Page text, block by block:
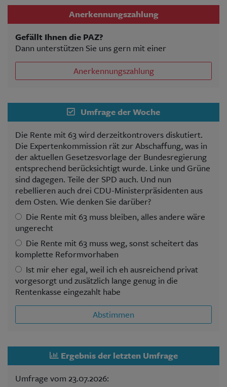
Anerkennungszahlung
Gefällt Ihnen die PAZ?
Dann unterstützen Sie uns gern mit einer
Anerkennungszahlung
Umfrage der Woche
Die Rente mit 63 wird derzeitkontrovers diskutiert.
Die Expertenkommission rät zur Abschaffung, was in
der aktuellen Gesetzesvorlage der Bundesregierung
entsprechend berücksichtigt wurde. Linke und Grüne
sind dagegen. Teile der SPD auch. Und nun
rebellieren auch drei CDU-Ministerpräsidenten aus
dem Osten. Wie denken Sie darüber?
Die Rente mit 63 muss bleiben, alles andere wäre
ungerecht
Die Rente mit 63 muss weg, sonst scheitert das
komplette Reformvorhaben
Ist mir eher egal, weil ich eh ausreichend privat
vorgesorgt und zusätzlich lange genug in die
Rentenkasse eingezahlt habe
Abstimmen
Ergebnis der letzten Umfrage
Umfrage vom 23.07.2026: